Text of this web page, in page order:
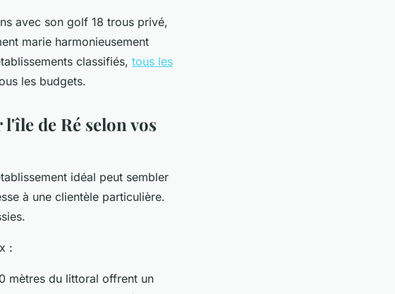
avec son golf 18 trous privé,
marie harmonieusement
classifiés, tous les
les budgets.
de Ré selon vos
idéal peut sembler
à une clientèle particulière.
:
mètres du littoral offrent un